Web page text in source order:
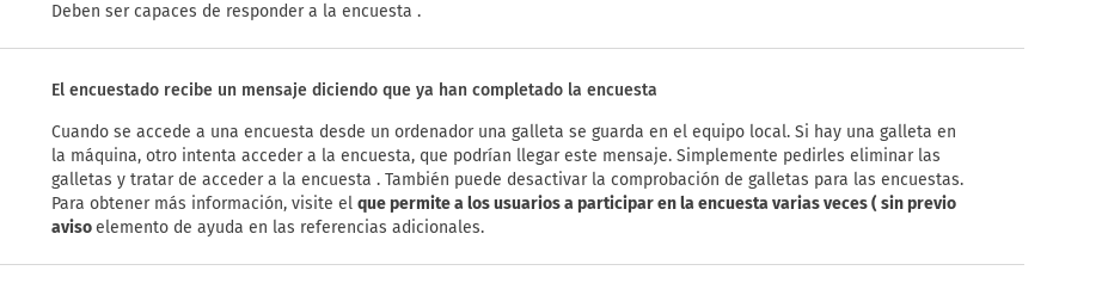
Deben ser capaces de responder a la encuesta .
El encuestado recibe un mensaje diciendo que ya han completado la encuesta
Cuando se accede a una encuesta desde un ordenador una galleta se guarda en el equipo local. Si hay una galleta en
la máquina, otro intenta acceder a la encuesta, que podrían llegar este mensaje. Simplemente pedirles eliminar las
galletas y tratar de acceder a la encuesta . También puede desactivar la comprobación de galletas para las encuestas.
Para obtener más información, visite el que permite a los usuarios a participar en la encuesta varias veces ( sin previo
avisoelemento de ayuda en las referencias adicionales.